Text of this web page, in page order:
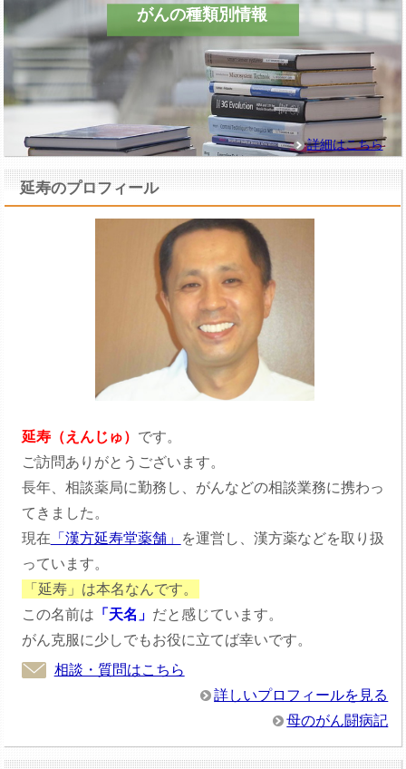
がんの種類別情報
詳細はこちら
延寿のプロフィール
延寿（えんじゅ） です。
ご訪問ありがとうございます。
長年、相談薬局に勤務し、がんなどの相談業務に携わっ
てきました。
現在 「漢方延寿堂薬舗」
を運営し、漢方薬などを取り扱
っています。
「延寿」は本名なんです。
この名前は 「天名」 だと感じています。
がん克服に少しでもお役に立てば幸いです。
相談・質問はこちら
詳しいプロフィールを見る
母のがん闘病記